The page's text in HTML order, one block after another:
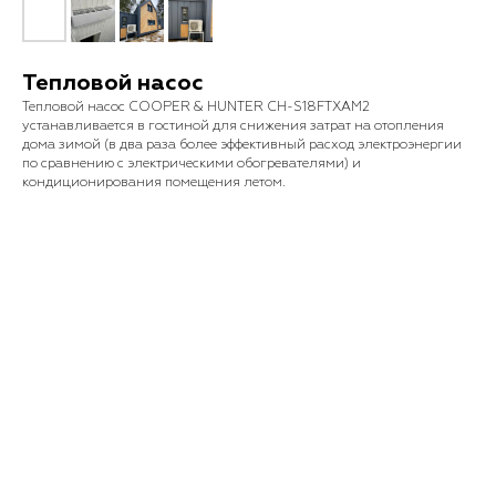
Тепловой насос
Тепловой насос COOPER & HUNTER CH-S18FTXAM2
устанавливается в гостиной для снижения затрат на отопления
дома зимой (в два раза более эффективный расход электроэнергии
по сравнению с электрическими обогревателями) и
кондиционирования помещения летом.